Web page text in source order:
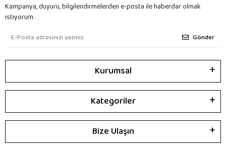
Kampanya, duyuru, bilgilendirmelerden e-posta ile haberdar olmak
istiyorum.
Gönder
Kurumsal
Kategoriler
Bize Ulaşın